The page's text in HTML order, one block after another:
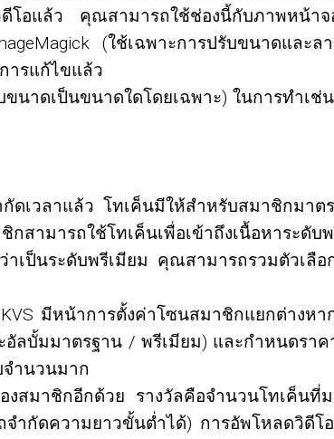
โอแล้ว คุณสามารถใช้ช่องนี้กับภาพหน้า
(ใช้เฉพาะการปรับขนาดแล
ารแก้ไขแล้ว
นาดเป็นขนาดใดโดยเฉพาะ) ในการทำเ
กัดเวลาแล้ว โทเค็นมีให้สำหรับสมาชิกมา
สามารถใช้โทเค็นเพื่อเข้าถึงเนื้อหาระดั
เป็นระดับพรีเมียม คุณสามารถรวมตัวเลือ
มีหน้าการตั้งค่าโซนสมาชิกแยกต่างหา
ลบั้มมาตรฐาน / พรีเมียม) และกำหนดร
ำนวนมาก
งสมาชิกอีกด้วย รางวัลคือจำนวนโทเค็น
กัดความยาวขั้นต่ำได้) การอัพโหลดวิดีโ